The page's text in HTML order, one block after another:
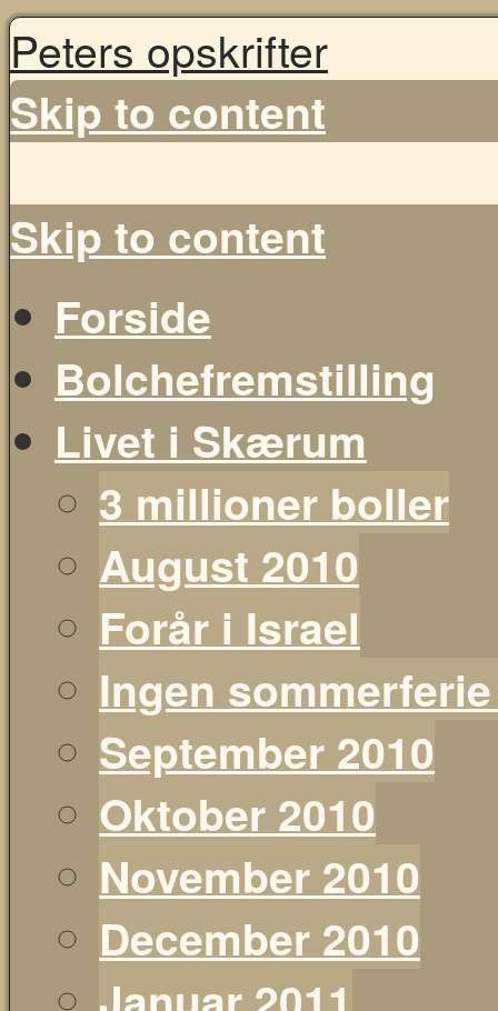
Peters opskrifter
Skip to content
Skip to content
Forside
Bolchefremstilling
Livet i Skærum
3 millioner boller
August 2010
Forår i Israel
Ingen
September 2010
Oktober 2010
November 2010
December 2010